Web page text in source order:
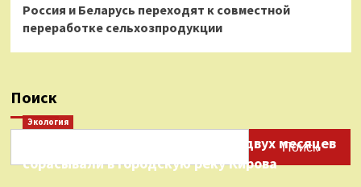
Россия и Беларусь переходят к совместной
переработке сельхозпродукции
Поиск
Поиск
Экология
Нефтепродукты на протяжении двух месяцев
сбрасывали в городскую реку Кирова